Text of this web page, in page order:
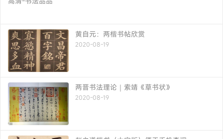
黄自元：两楷书帖欣赏
2020-08-19
两晋书法理论｜索靖《草书状》
2020-08-19